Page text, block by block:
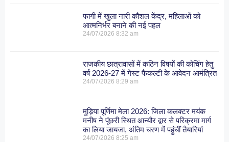
फागी में खुला नारी कौशल केंद्र, महिलाओं को
आत्मनिर्भर बनाने की नई पहल
24/07/20268:32 am
राजकीय छात्रावासों में कठिन विषयों की कोचिंग हेतु
वर्ष 2026-27 में गेस्ट फैकल्टी के आवेदन आमंत्रित
24/07/20268:29 am
मुड़िया पूर्णिमा मेला 2026: जिला कलक्टर मयंक
मनीष ने पूंछरी स्थित आन्यौर द्वार से परिक्रमा मार्ग
का लिया जायजा, अंतिम चरण में पहुंचीं तैयारियां
24/07/20268:25 am